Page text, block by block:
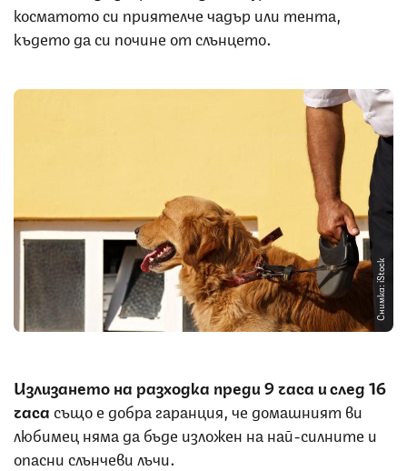
косматото си приятелче чадър или тента,
където да си почине от слънцето.
Снимка: iStock
Излизането на разходка преди 9 часа и след 16
часасъщо е добра гаранция, че домашният ви
любимец няма да бъде изложен на най-силните и
опасни слънчеви лъчи.